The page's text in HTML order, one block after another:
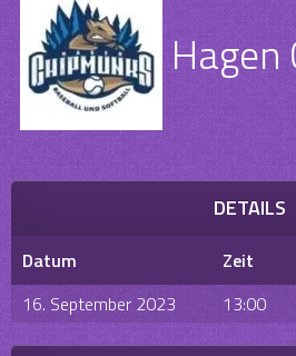
DETAILS
Datum Zeit
16. September 2023
13:00